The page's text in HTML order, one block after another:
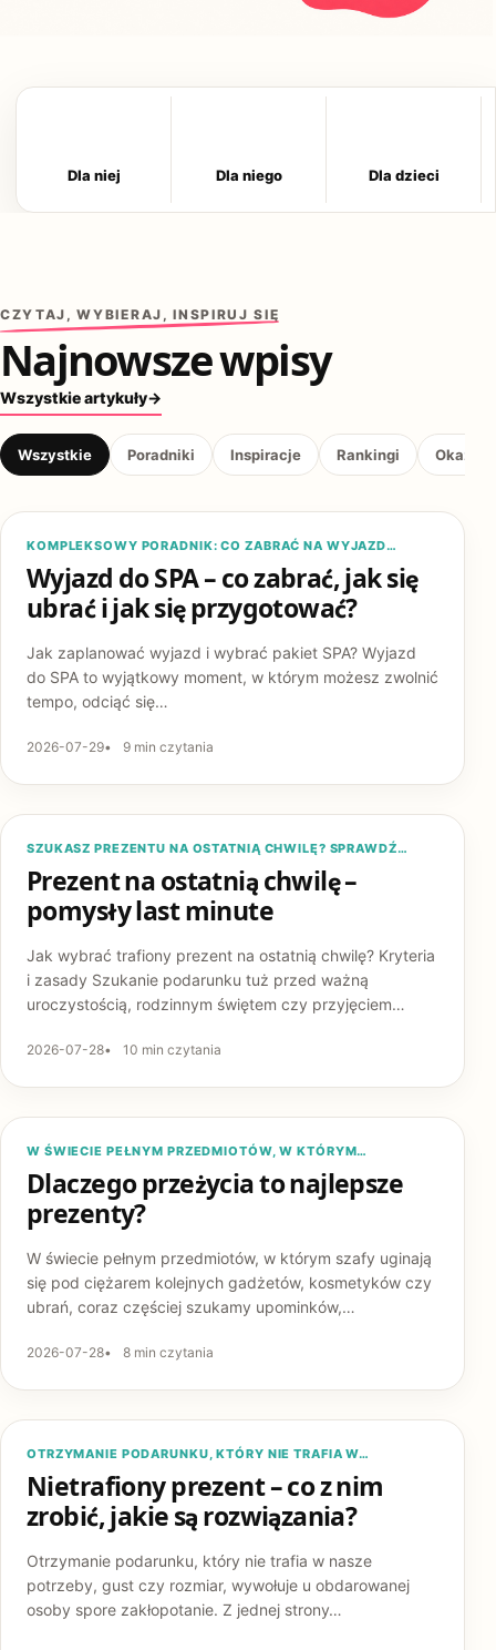
Dla niej Dla niego Dla dzieci
CZYTAJ, WYBIERAJ, INSPIRUJ SIĘ
Najnowsze wpisy
Wszystkie artykuły→
Wszystkie Poradniki Inspiracje Rankingi Okazje
KOMPLEKSOWY PORADNIK: CO ZABRAĆ NA WYJAZD…
Wyjazd do SPA – co zabrać, jak się
ubrać i jak się przygotować?
Jak zaplanować wyjazd i wybrać pakiet SPA? Wyjazd
do SPA to wyjątkowy moment, w którym możesz zwolnić
tempo, odciąć się…
2026-07-29 9 min czytania
SZUKASZ PREZENTU NA OSTATNIĄ CHWILĘ? SPRAWDŹ…
Prezent na ostatnią chwilę –
pomysły last minute
Jak wybrać trafiony prezent na ostatnią chwilę? Kryteria
i zasady Szukanie podarunku tuż przed ważną
uroczystością, rodzinnym świętem czy przyjęciem…
2026-07-28 10 min czytania
W ŚWIECIE PEŁNYM PRZEDMIOTÓW, W KTÓRYM…
Dlaczego przeżycia to najlepsze
prezenty?
W świecie pełnym przedmiotów, w którym szafy uginają
się pod ciężarem kolejnych gadżetów, kosmetyków czy
ubrań, coraz częściej szukamy upominków,…
2026-07-28 8 min czytania
OTRZYMANIE PODARUNKU, KTÓRY NIE TRAFIA W…
Nietrafiony prezent – co z nim
zrobić, jakie są rozwiązania?
Otrzymanie podarunku, który nie trafia w nasze
potrzeby, gust czy rozmiar, wywołuje u obdarowanej
osoby spore zakłopotanie. Z jednej strony…